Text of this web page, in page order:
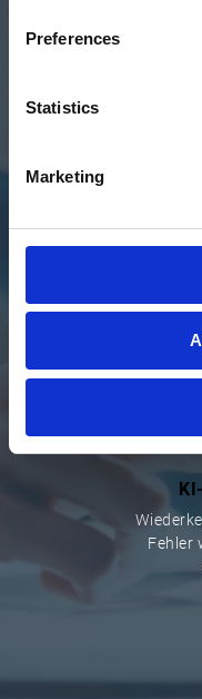
Preferences
Statistics
Marketing
Fehler